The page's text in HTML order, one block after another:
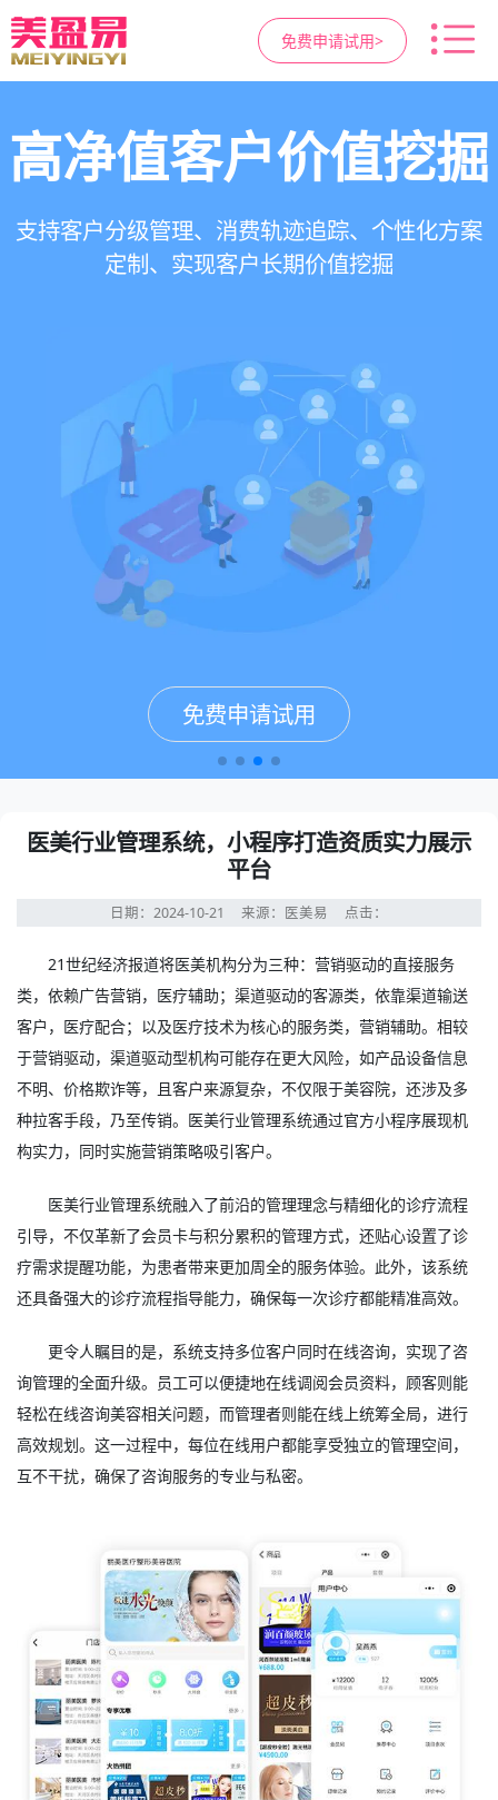
免费申请试用>
智慧医美管理系统
一站式解决医美机构预约、咨询、手术安排、会
员管理、财务核算全流程管理
免费申请试用
医疗资源调度管理
支持电子病历、医生排班、手术室管理、智能预
约分配，科学安排医疗资源
免费申请试用
高净值客户价值挖掘
支持客户分级管理、消费轨迹追踪、个性化方案
定制、实现客户长期价值挖掘
免费申请试用
营销与私域运营
提供小程序商城、私域scrm、项目套餐、裂变分
销多种营销工具，助力获客与转化
免费申请试用
医美行业管理系统，小程序打造资质实力展示
平台
日期：2024-10-21 来源：医美易 点击：
21世纪经济报道将医美机构分为三种：营销驱动的直接服务
类，依赖广告营销，医疗辅助；渠道驱动的客源类，依靠渠道输送
客户，医疗配合；以及医疗技术为核心的服务类，营销辅助。相较
于营销驱动，渠道驱动型机构可能存在更大风险，如产品设备信息
不明、价格欺诈等，且客户来源复杂，不仅限于美容院，还涉及多
种拉客手段，乃至传销。 医美行业管理系统通过官方小程序展现机
构实力，同时实施营销策略吸引客户。
医美行业管理系统融入了前沿的管理理念与精细化的诊疗流程
引导，不仅革新了会员卡与积分累积的管理方式，还贴心设置了诊
疗需求提醒功能，为患者带来更加周全的服务体验。此外，该系统
还具备强大的诊疗流程指导能力，确保每一次诊疗都能精准高效。
更令人瞩目的是，系统支持多位客户同时在线咨询，实现了咨
询管理的全面升级。员工可以便捷地在线调阅会员资料，顾客则能
轻松在线咨询美容相关问题，而管理者则能在线上统筹全局，进行
高效规划。这一过程中，每位在线用户都能享受独立的管理空间，
互不干扰，确保了咨询服务的专业与私密。